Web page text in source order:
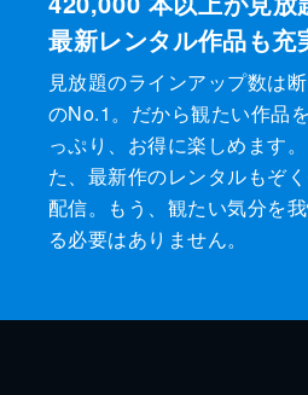
最新レンタル作品も充
見放題のラインアップ数は
のNo.1。だから観たい作品
っぷり、お得に楽しめます。
た、最新作のレンタルもぞく
配信。もう、観たい気分を
る必要はありません。